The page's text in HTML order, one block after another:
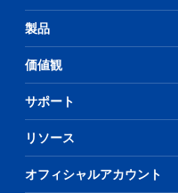
製品
価値観
サポート
リソース
オフィシャルアカウント